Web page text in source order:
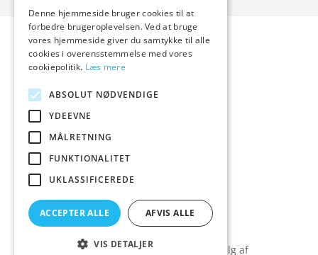
Forside
Varer
Artikler
hvidevaremagasinet
Tlf: 7876 8672
Mail:info@hvidevaremagasinet.dk
Cookie- og privatlivspolitik
Denne hjemmeside samler et bredt udvalg af
Denne hjemmeside bruger cookies til at
forbedre brugeroplevelsen. Ved at bruge
vores hjemmeside giver du samtykke til alle
cookies i overensstemmelse med vores
cookiepolitik. Læs mere
ABSOLUT NØDVENDIGE
YDEEVNE
MÅLRETNING
FUNKTIONALITET
UKLASSIFICEREDE
ACCEPTER ALLE AFVIS ALLE
VIS DETALJER